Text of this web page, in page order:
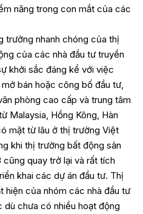
năng trong con mắt của các
trưởng nhanh chóng của thị
của các nhà đầu tư truyền
khởi sắc đáng kể với việc
bán hoặc công bố đầu tư,
phòng cao cấp và trung tâm
Malaysia, Hồng Kông, Hàn
mặt từ lâu ở thị trường Việt
khi thị trường bất động sản
cũng quay trở lại và rất tích
khai các dự án đầu tư. Thị
hiện của nhóm các nhà đầu tư
chưa có nhiều hoạt động